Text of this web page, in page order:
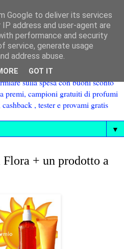
sulla spesa con buoni sconto
premi, campioni gratuiti di profumi
, tester e provami gratis
▼
+ un prodotto a
Google to deliver its services
address and user-agent are
performance and security
service, generate usage
address abuse.
GOT IT